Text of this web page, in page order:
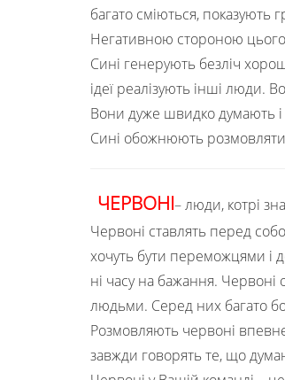
багато сміються, показують
Негативною стороною
Сині генерують безліч
ідеї реалізують інші люди.
Вони дуже швидко думають і
Сині обожнюють
ЧЕРВОНІ– люди, котрі
Червоні ставлять перед
хочуть бути переможцями і
ні часу на бажання.
людьми. Серед них багато
Розмовляють червоні
завжди говорять те, що